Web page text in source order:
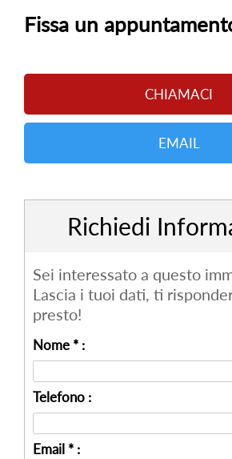
Fissa un
CHIAMACI
EMAIL
Richiedi
Sei interessato a questo
Lascia i tuoi dati, ti
presto!
Nome * :
Telefono :
Email * :